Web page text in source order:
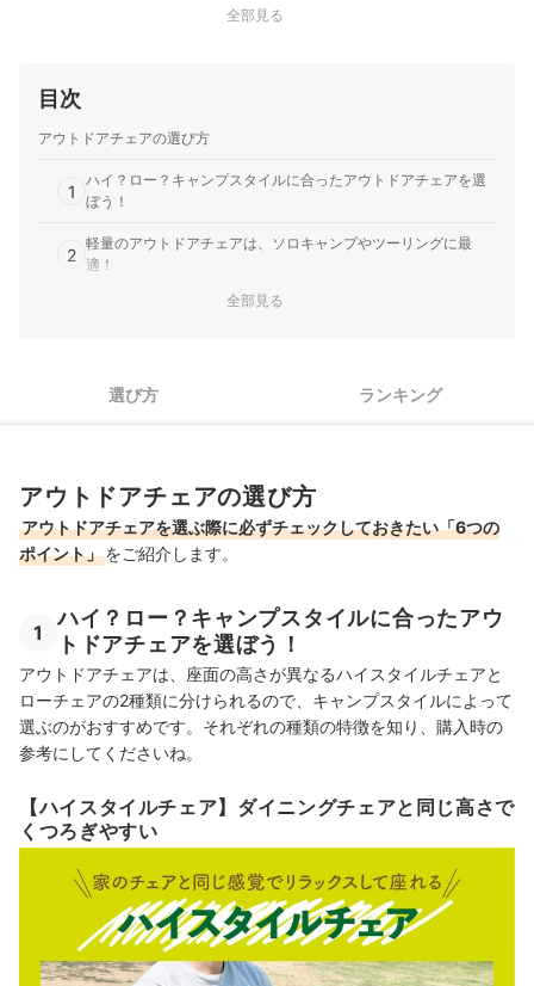
全部見る
目次
アウトドアチェアの選び方
1
ハイ？ロー？キャンプスタイルに合ったアウトドアチェアを選
ぼう！
2
軽量のアウトドアチェアは、ソロキャンプやツーリングに最
適！
大勢でのレジャーやキャンプにはアウトドアベンチもおすすめ
5 なかにはリクライニングやロッキング機能がついているものも
キャンプ用ハイチェアのおすすめ人気ランキング
ローチェアのおすすめ人気ランキング
あぐらチェアのおすすめ人気ランキング
【徹底比較】軽量・コンパクトなアウトドアチェアのおすすめ人気ラン
キング
アウトドアベンチのおすすめ人気ランキング
アウトドア用ロッキングチェアのおすすめ人気ランキング
全部見る
選び方 ランキング
アウトドアチェアの選び方
アウトドアチェアを選ぶ際に必ずチェックしておきたい「6つの
ポイント」をご紹介します。
1
ハイ？ロー？キャンプスタイルに合ったアウ
トドアチェアを選ぼう！
アウトドアチェアは、座面の高さが異なるハイスタイルチェアと
ローチェアの2種類に分けられるので、キャンプスタイルによって
選ぶのがおすすめです。それぞれの種類の特徴を知り、購入時の
参考にしてくださいね。
【ハイスタイルチェア】ダイニングチェアと同じ高さで
くつろぎやすい